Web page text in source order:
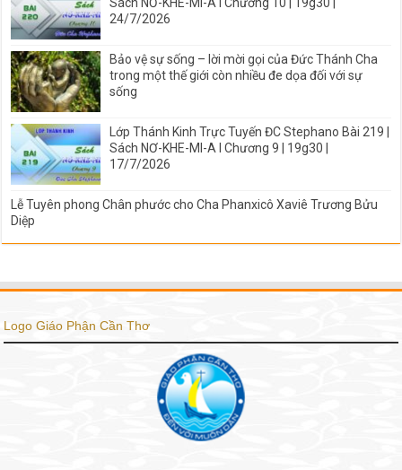
24/7/2026
Bảo vệ sự sống – lời mời gọi của Đức Thánh Cha
trong một thế giới còn nhiều đe dọa đối với sự
sống
Lớp Thánh Kinh Trực Tuyến ĐC Stephano Bài 219 |
Sách NƠ-KHE-MI-A I Chương 9 | 19g30 |
17/7/2026
Lễ Tuyên phong Chân phước cho Cha Phanxicô Xaviê Trương Bửu
Diệp
Logo Giáo Phận Cần Thơ